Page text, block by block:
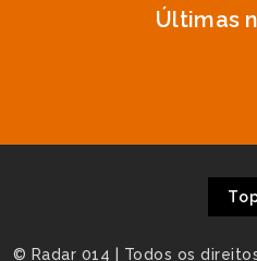
Últimas
© Radar 014 | Todos os